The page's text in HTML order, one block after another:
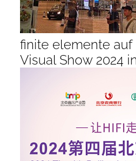
finite elemente
Visual Show 2024